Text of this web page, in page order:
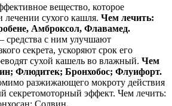
вещество, которое
лечении сухого кашля. Чем лечить:
Амброксол, Флавамед.
средства с ним улучшают
секрета, ускоряют срок его
сухой кашель во влажный. Чем
Флюдитек; Бронхобос; Флуифорт.
разжижающего мокроту действия
секретомоторный эффект. Чем лечить:
Солвин.